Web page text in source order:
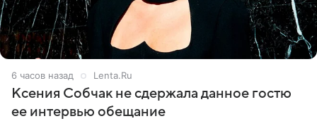
6 часов назад Lenta.Ru
Ксения Собчак не сдержала данное гостю
ее интервью обещание